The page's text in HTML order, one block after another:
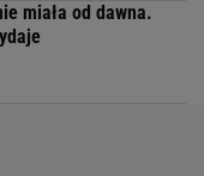
miała od dawna.